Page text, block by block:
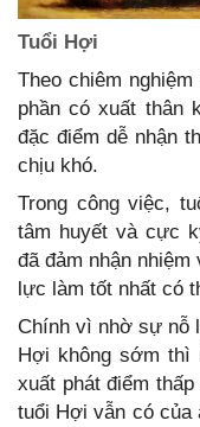
Tuổi Hợi
Theo chiêm
phần có xuất thân
đặc điểm dễ nhận
chịu khó.
Trong công việc,
tâm huyết và cực
đã đảm nhận
lực làm tốt nhất có
Chính vì nhờ sự nỗ
Hợi không sớm thì
xuất phát điểm
tuổi Hợi vẫn có